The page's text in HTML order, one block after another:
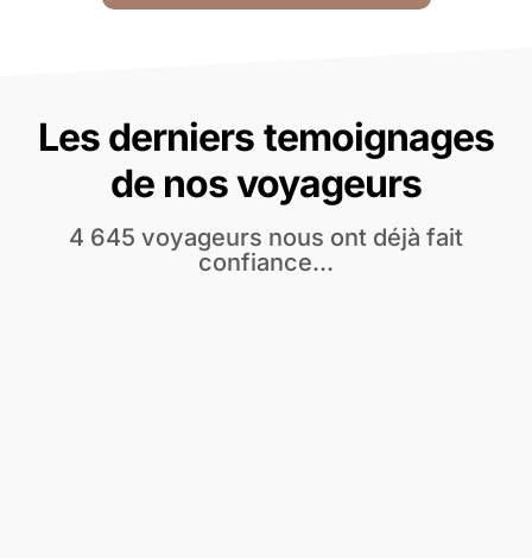
Les derniers temoignages
de nos voyageurs
4 645 voyageurs nous ont déjà fait
confiance...